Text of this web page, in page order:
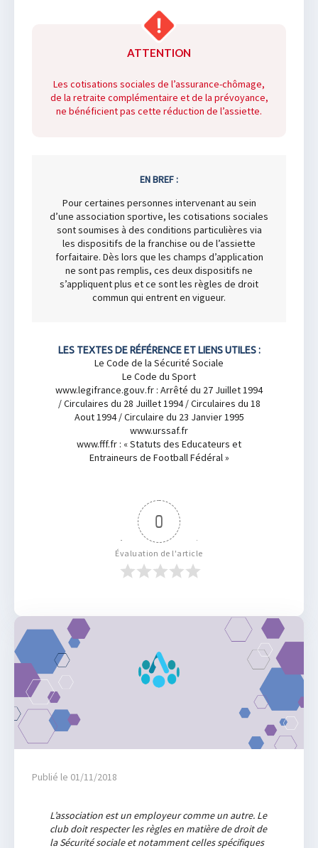
ATTENTION
Les cotisations sociales de l’assurance-chômage,
de la retraite complémentaire et de la prévoyance,
ne bénéficient pas cette réduction de l’assiette.
EN BREF :
Pour certaines personnes intervenant au sein
d’une association sportive, les cotisations sociales
sont soumises à des conditions particulières via
les dispositifs de la franchise ou de l’assiette
forfaitaire. Dès lors que les champs d’application
ne sont pas remplis, ces deux dispositifs ne
s’appliquent plus et ce sont les règles de droit
commun qui entrent en vigueur.
LES TEXTES DE RÉFÉRENCE ET LIENS UTILES :
Le Code de la Sécurité Sociale
Le Code du Sport
www.legifrance.gouv.fr : Arrêté du 27 Juillet 1994
/ Circulaires du 28 Juillet 1994 / Circulaires du 18
Aout 1994 / Circulaire du 23 Janvier 1995
www.urssaf.fr
www.fff.fr : « Statuts des Educateurs et
Entraineurs de Football Fédéral »
0
Évaluation de l'article
Publié le 01/11/2018
L’association est un employeur comme un autre. Le
club doit respecter les règles en matière de droit de
la Sécurité sociale et notamment celles spécifiques